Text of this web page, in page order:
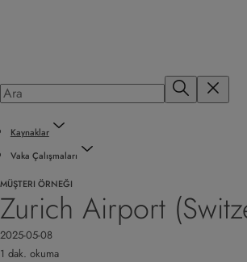
Kaynaklar
Vaka Çalışmaları
MÜŞTERI ÖRNEĞI
Zurich Airport
2025-05-08
1 dak. okuma